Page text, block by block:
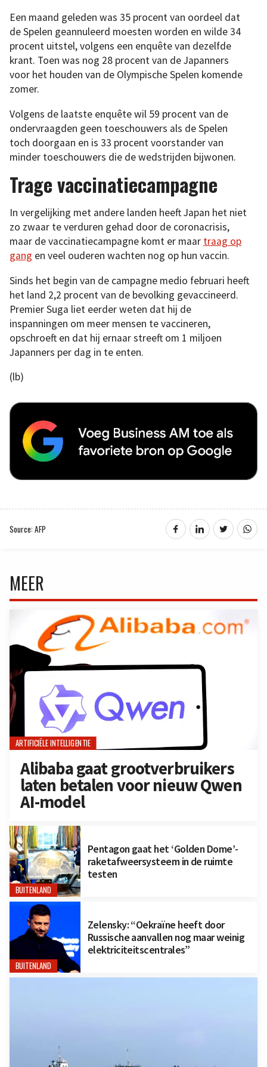
Een maand geleden was 35 procent van oordeel dat
de Spelen geannuleerd moesten worden en wilde 34
procent uitstel, volgens een enquête van dezelfde
krant. Toen was nog 28 procent van de Japanners
voor het houden van de Olympische Spelen komende
zomer.
Volgens de laatste enquête wil 59 procent van de
ondervraagden geen toeschouwers als de Spelen
toch doorgaan en is 33 procent voorstander van
minder toeschouwers die de wedstrijden bijwonen.
Trage vaccinatiecampagne
In vergelijking met andere landen heeft Japan het niet
zo zwaar te verduren gehad door de coronacrisis,
maar de vaccinatiecampagne komt er maar traag op
gang en veel ouderen wachten nog op hun vaccin.
Sinds het begin van de campagne medio februari heeft
het land 2,2 procent van de bevolking gevaccineerd.
Premier Suga liet eerder weten dat hij de
inspanningen om meer mensen te vaccineren,
opschroeft en dat hij ernaar streeft om 1 miljoen
Japanners per dag in te enten.
(lb)
Source: AFP
MEER
ARTIFICIËLE INTELLIGENTIE
Alibaba gaat grootverbruikers
laten betalen voor nieuw Qwen
AI-model
BUITENLAND
Pentagon gaat het ‘Golden Dome’-
raketafweersysteem in de ruimte
testen
BUITENLAND
Zelensky: “Oekraïne heeft door
Russische aanvallen nog maar weinig
elektriciteitscentrales”